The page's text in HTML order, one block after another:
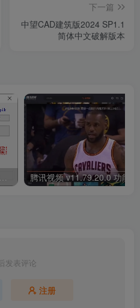
下一篇
中望CAD建筑版2024 SP1.1
简体中文破解版本
Freepik素材下载器 吾爱大佬开发的素材下载器，设计人必备
发表评论
注册